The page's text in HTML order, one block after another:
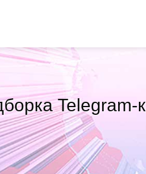
Telegram-